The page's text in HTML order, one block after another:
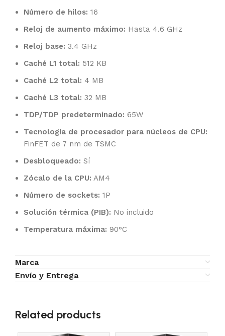
Número de hilos: 16
Reloj de aumento máximo: Hasta 4.6 GHz
Reloj base: 3.4 GHz
Caché L1 total: 512 KB
Caché L2 total: 4 MB
Caché L3 total: 32 MB
TDP/TDP predeterminado: 65W
Tecnología de procesador para núcleos de CPU:
FinFET de 7 nm de TSMC
Desbloqueado: Sí
Zócalo de la CPU: AM4
Número de sockets: 1P
Solución térmica (PIB): No incluido
Temperatura máxima: 90°C
Marca
Envío y Entrega
Related products